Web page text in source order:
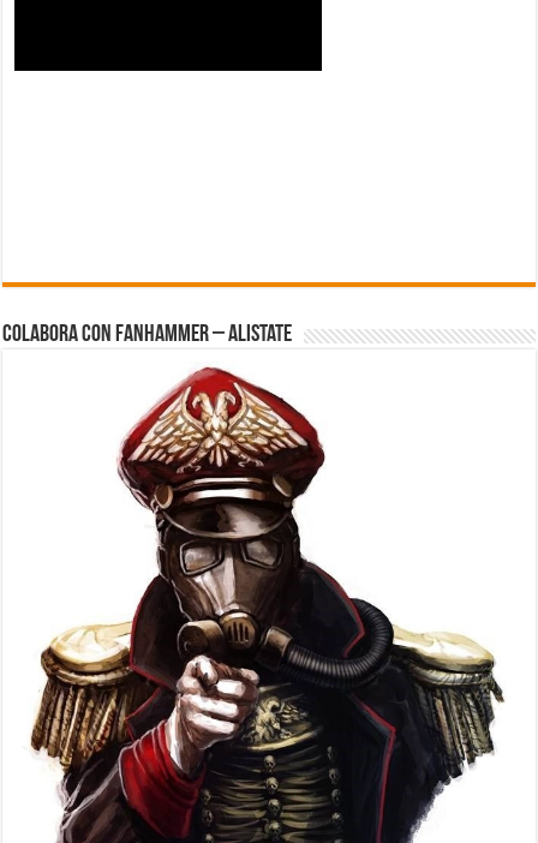
Colabora con FanHammer – Alistate